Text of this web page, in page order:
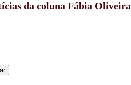
da coluna Fábia Oliveira